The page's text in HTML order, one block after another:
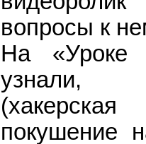
вопросы к
На «Уроке
узнали,
покушение